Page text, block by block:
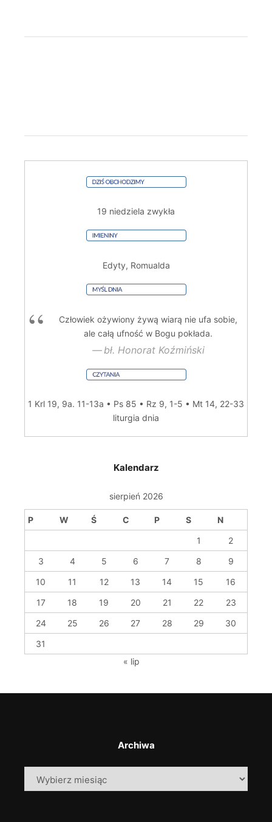
19 niedziela zwykła
Edyty, Romualda
Człowiek ożywiony żywą wiarą nie ufa sobie,
ale całą ufność w Bogu pokłada.
bł. Honorat Koźmiński
1 Krl 19, 9a. 11-13a • Ps 85 • Rz 9, 1-5 • Mt 14, 22-33
liturgia dnia
Kalendarz
sierpień 2026
P W Ś C P S
N
1
2
3
4 5 6 7 8
9
10
11 12 13 14 15
16
17
18 19 20 21 22
23
24
25 26 27 28 29
30
31
« lip
Archiwa
Archiwa